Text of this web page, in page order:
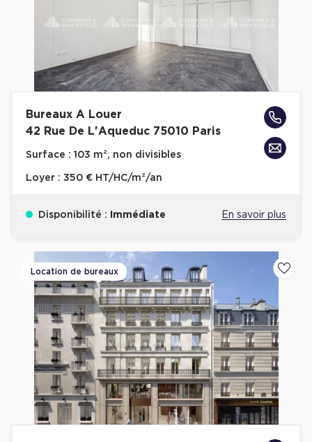
Bureaux A Louer
42 Rue De L'Aqueduc 75010 Paris
Surface : 103 m², non divisibles
Loyer : 350 € HT/HC/m²/an
Disponibilité : Immédiate En savoir plus
Location de bureaux